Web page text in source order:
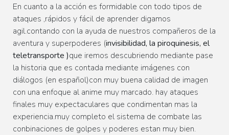
En cuanto a la acción es formidable con todo tipos de
ataques ,rápidos y fácil de aprender digamos
agil.contando con la ayuda de nuestros compañeros de la
aventura y superpoderes (invisibilidad, la piroquinesis, el
teletransporte )que iremos descubriendo mediante pase
la historia que es contada mediante imágenes con
diálogos (en español)con muy buena calidad de imagen
con una enfoque al anime muy marcado. hay ataques
finales muy expectaculares que condimentan mas la
experiencia.muy completo el sistema de combate las
conbinaciones de golpes y poderes estan muy bien.